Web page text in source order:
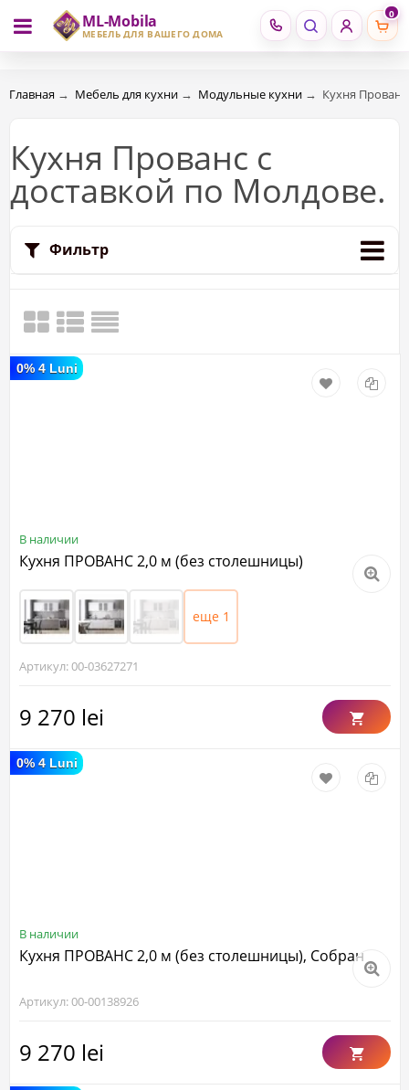
ML-Mobila
МЕБЕЛЬ ДЛЯ ВАШЕГО ДОМА
0
RU RO
Главная → Мебель для кухни → Модульные кухни → Кухня
Кухня Прованс c
доставкой по Молдове.
Фильтр
В наличии
Кухня ПРОВАНС 2,0 м (без столешницы)
еще 1
Артикул: 00-03627271
9 270 lei
0% 4 Luni
В наличии
Кухня ПРОВАНС 2,0 м (без столешницы), Собран
Артикул: 00-00138926
9 270 lei
0% 4 Luni